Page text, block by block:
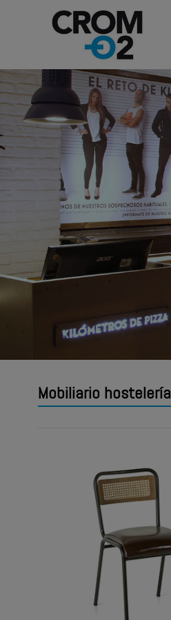
Mobiliario hostelería